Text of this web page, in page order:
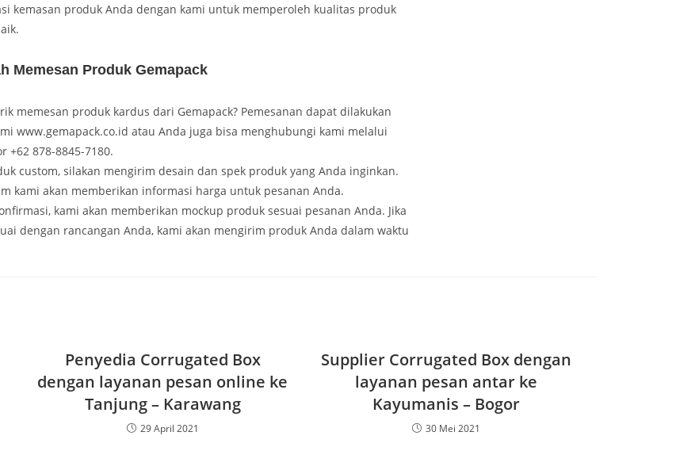
kemasan produk Anda dengan kami untuk memperoleh kualitas produk
Memesan Produk Gemapack
memesan produk kardus dari Gemapack? Pemesanan dapat dilakukan
www.gemapack.co.id atau Anda juga bisa menghubungi kami melalui
+62 878-8845-7180.
custom, silakan mengirim desain dan spek produk yang Anda inginkan.
kami akan memberikan informasi harga untuk pesanan Anda.
kami akan memberikan mockup produk sesuai pesanan Anda. Jika
dengan rancangan Anda, kami akan mengirim produk Anda dalam waktu
Penyedia Corrugated Box
dengan layanan pesan online ke
Tanjung – Karawang
29 April 2021
Supplier Corrugated Box dengan
layanan pesan antar ke
Kayumanis – Bogor
30 Mei 2021